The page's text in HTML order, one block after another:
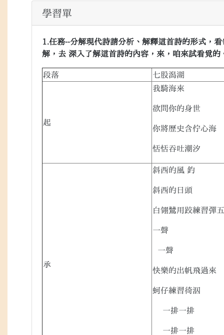
學習單
1.任務--分解現代詩請分析、解釋這首詩的形式，
解，去 深入了解這首詩的內容，來，咱來試看覓的
段落 七股潟湖
起
我騎海來
欲問你的身世
你將歷史含佇心海
恬恬吞吐潮汐
承
斜西的風 釣
斜西的日頭
白翎鷥用跤練習彈
一聲
一聲
快樂的出帆飛過來
蚵仔練習徛泅
一排一排
一排一排